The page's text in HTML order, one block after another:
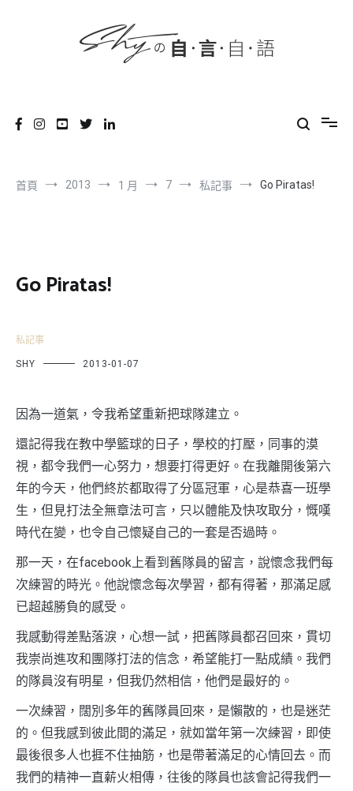
首頁 2013 1 月 7 私記事 Go Piratas!
Go Piratas!
私記事
SHY 2013-01-07
因為一道氣，令我希望重新把球隊建立。
還記得我在教中學籃球的日子，學校的打壓，同事的漠
視，都令我們一心努力，想要打得更好。在我離開後第六
年的今天，他們終於都取得了分區冠軍，心是恭喜一班學
生，但見打法全無章法可言，只以體能及快攻取分，慨嘆
時代在變，也令自己懷疑自己的一套是否過時。
那一天，在facebook上看到舊隊員的留言，說懷念我們每
次練習的時光。他說懷念每次學習，都有得著，那滿足感
已超越勝負的感受。
我感動得差點落淚，心想一試，把舊隊員都召回來，貫切
我崇尚進攻和團隊打法的信念，希望能打一點成績。我們
的隊員沒有明星，但我仍然相信，他們是最好的。
一次練習，闊別多年的舊隊員回來，是懶散的，也是迷茫
的。但我感到彼此間的滿足，就如當年第一次練習，即使
最後很多人也捱不住抽筋，也是帶著滿足的心情回去。而
我們的精神一直薪火相傳，往後的隊員也該會記得我們一